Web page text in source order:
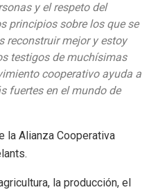
y el respeto del
principios sobre los que se
reconstruir mejor y estoy
testigos de muchísimas
cooperativo ayuda a
fuertes en el mundo de
la Alianza Cooperativa
la producción, el